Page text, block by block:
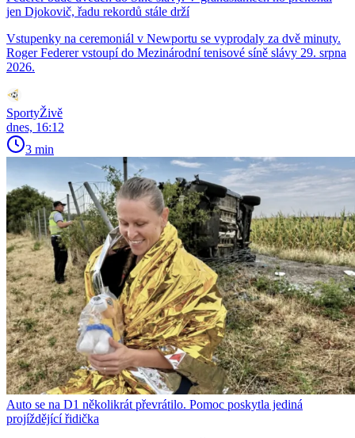
jen Djokovič, řadu rekordů stále drží
Vstupenky na ceremoniál v Newportu se vyprodaly za dvě minuty.
Roger Federer vstoupí do Mezinárodní tenisové síně slávy 29. srpna
2026.
SportyŽivě
dnes, 16:12
3 min
Auto se na D1 několikrát převrátilo. Pomoc poskytla jediná
projíždějící řidička